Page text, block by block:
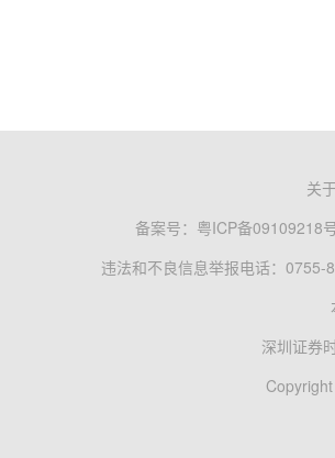
关
备案号： 粤ICP备09109218
违法和不良信息举报电话：0755-
深圳证券